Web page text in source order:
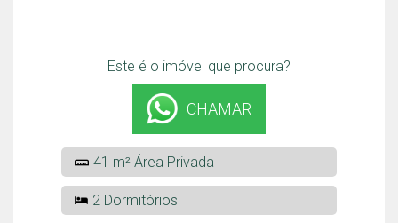
Este é o imóvel que procura?
CHAMAR
41 m² Área Privada
2 Dormitórios